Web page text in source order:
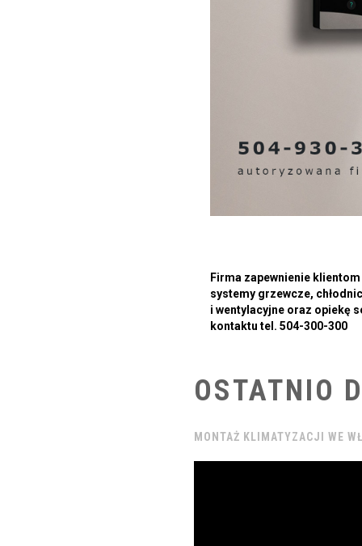
Firma zapewnienie
systemy grzewcze,
i wentylacyjne oraz opiekę
kontaktu tel. 504-300-300
OSTATNIO
MONTAŻ KLIMATYZACJI WE